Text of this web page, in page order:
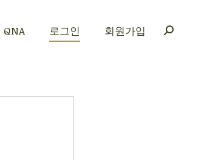
QNA 로그인 회원가입
로그인 회원가입